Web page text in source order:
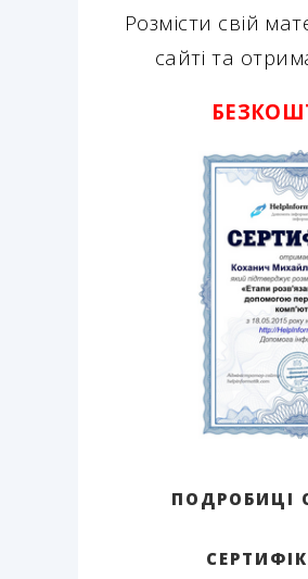
Розмісти свій
сайті та
ПОДРОБИЦІ